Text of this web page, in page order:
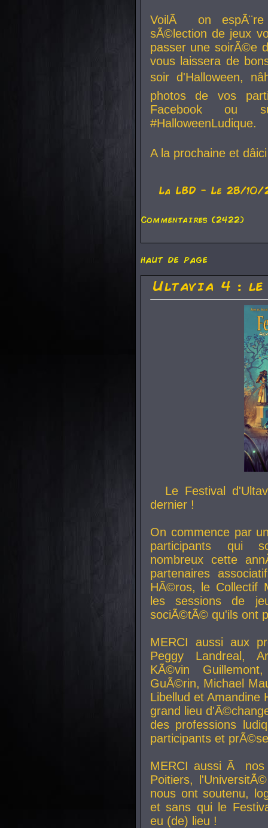
VoilÃ on
sÃ©lection de jeux
passer une soirÃ©e
vous laissera de
soir d'Halloween,
photos de vos
Facebook ou
#HalloweenLudique.
A la prochaine et
La LBD - Le 28/10/
Commentaires (2422)
haut de page
Ultavia 4 :
Le Festival
dernier !
On commence par
participants qui
nombreux cette
partenaires
HÃ©ros, le Collectif
les sessions de
sociÃ©tÃ© qu'ils ont
MERCI aussi aux
Peggy Landreal,
KÃ©vin
GuÃ©rin, Michael
Libellud et Amandine
grand lieu
des professions
participants et
MERCI aussi Ã nos
Poitiers,
nous ont soutenu,
et sans qui le
eu (de) lieu !